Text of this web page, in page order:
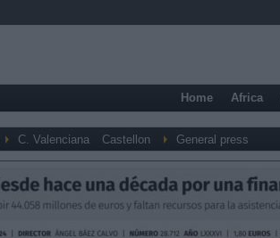
Home Africa
C. Valenciana Castellon General press